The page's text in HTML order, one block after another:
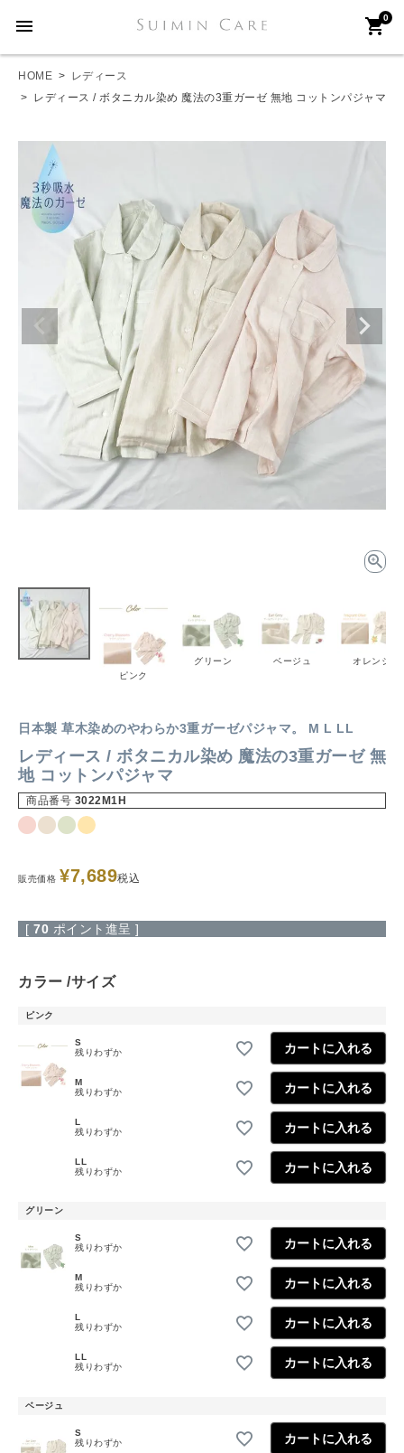
menu 0
shopping_cart
HOME
レディース
レディース / ボタニカル染め 魔法の3重ガーゼ 無地 コットンパジャマ
ピンク
グリーン ベージュ オレンジ
日本製 草木染めのやわらか3重ガーゼパジャマ。 M L LL
レディース / ボタニカル染め 魔法の3重ガーゼ 無
地 コットンパジャマ
商品番号 3022M1H
販売価格 ¥7,689税込
[ 70 ポイント進呈 ]
カラー サイズ
ピンク
S
残りわずか
カートに入れる
M
残りわずか
カートに入れる
L
残りわずか
カートに入れる
LL
残りわずか
カートに入れる
グリーン
S
残りわずか
カートに入れる
M
残りわずか
カートに入れる
L
残りわずか
カートに入れる
LL
残りわずか
カートに入れる
ベージュ
S
残りわずか
カートに入れる